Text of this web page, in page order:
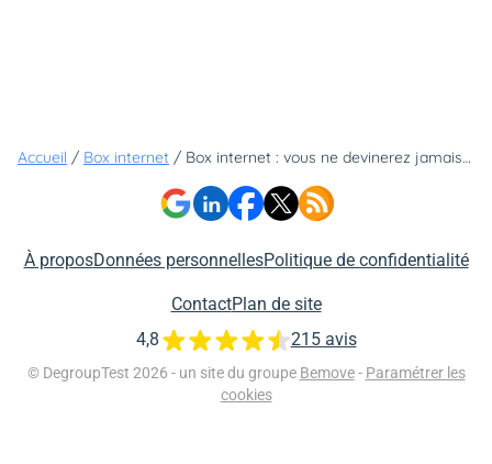
Accueil / Box internet / Box internet : vous ne devinerez jamais quel est l'opérateur internet le plus cher du marché
À proposDonnées personnellesPolitique de confidentialité
ContactPlan de site
© DegroupTest 2026 - un site du groupe Bemove - Paramétrer les
cookies
4,8 215 avis